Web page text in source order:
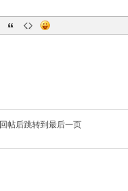
回帖后跳转到最后一页